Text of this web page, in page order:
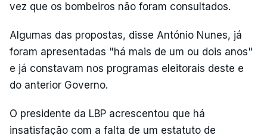
vez que os bombeiros não foram consultados.
Algumas das propostas, disse António Nunes, já
foram apresentadas "há mais de um ou dois anos"
e já constavam nos programas eleitorais deste e
do anterior Governo.
O presidente da LBP acrescentou que há
insatisfação com a falta de um estatuto de